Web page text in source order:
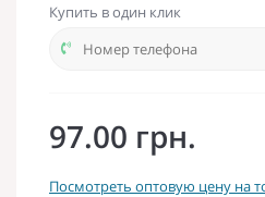
Купить в один клик
97.00 грн.
Посмотреть оптовую цену на